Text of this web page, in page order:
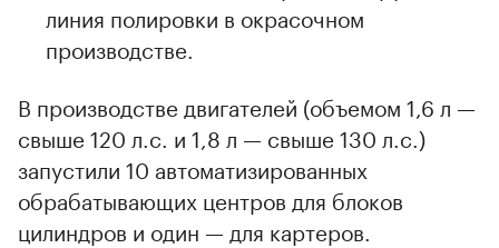
линия полировки в окрасочном
производстве.
В производстве двигателей (объемом 1,6 л —
свыше 120 л.с. и 1,8 л — свыше 130 л.с.)
запустили 10 автоматизированных
обрабатывающих центров для блоков
цилиндров и один — для картеров.